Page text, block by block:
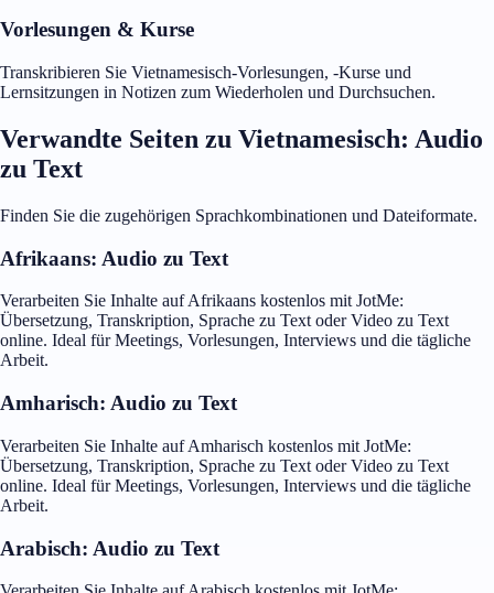
Vorlesungen & Kurse
Transkribieren Sie Vietnamesisch-Vorlesungen, -Kurse und
Lernsitzungen in Notizen zum Wiederholen und Durchsuchen.
Verwandte Seiten zu Vietnamesisch: Audio
zu Text
Finden Sie die zugehörigen Sprachkombinationen und Dateiformate.
Afrikaans: Audio zu Text
Verarbeiten Sie Inhalte auf Afrikaans kostenlos mit JotMe:
Übersetzung, Transkription, Sprache zu Text oder Video zu Text
online. Ideal für Meetings, Vorlesungen, Interviews und die tägliche
Arbeit.
Amharisch: Audio zu Text
Verarbeiten Sie Inhalte auf Amharisch kostenlos mit JotMe:
Übersetzung, Transkription, Sprache zu Text oder Video zu Text
online. Ideal für Meetings, Vorlesungen, Interviews und die tägliche
Arbeit.
Arabisch: Audio zu Text